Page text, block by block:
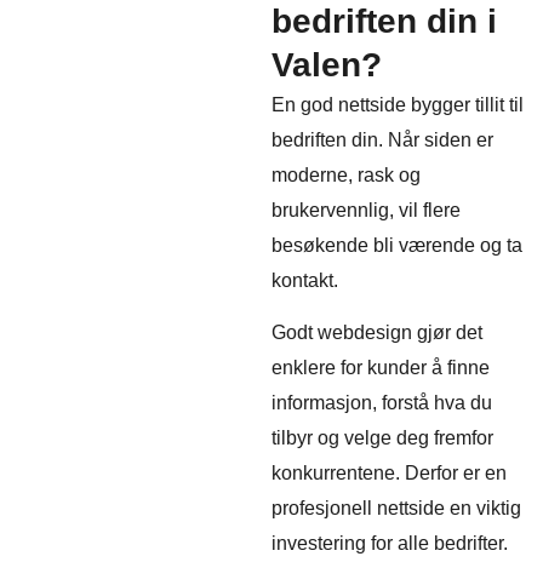
bedriften din i
Valen?
En god nettside bygger tillit til
bedriften din. Når siden er
moderne, rask og
brukervennlig, vil flere
besøkende bli værende og ta
kontakt.
Godt webdesign gjør det
enklere for kunder å finne
informasjon, forstå hva du
tilbyr og velge deg fremfor
konkurrentene. Derfor er en
profesjonell nettside en viktig
investering for alle bedrifter.